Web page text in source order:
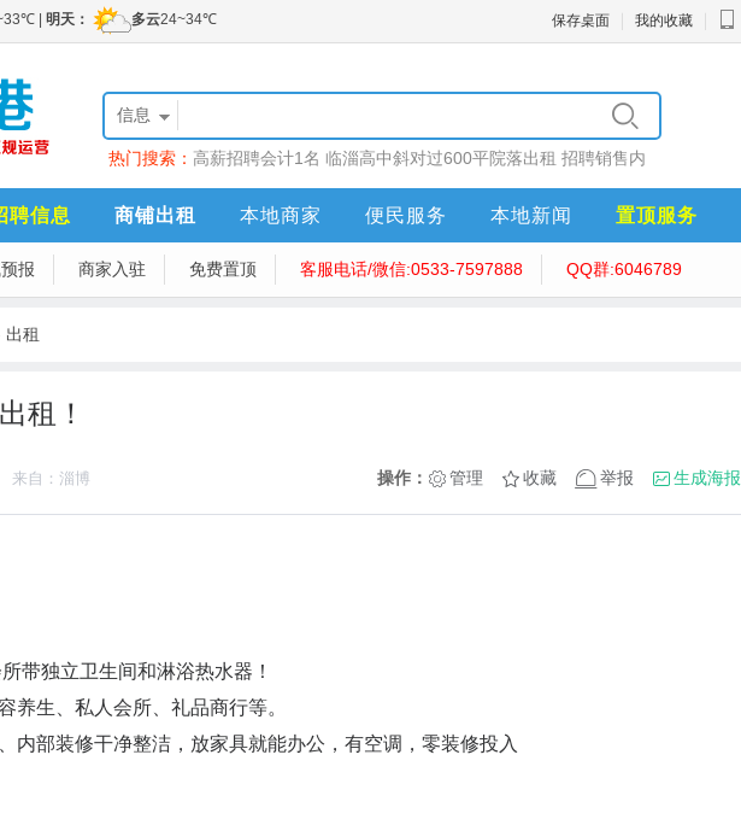
保存桌面 我的收藏
信息
热门搜索： 高薪招聘会计1名 临淄高中斜对过600平院落出租 招聘销售内
勤1名，销售员10名 招聘内勤 泽昌医药招聘
聘信息 商铺出租 本地商家 便民服务 本地新闻 置顶服务
报 商家入驻 免费置顶 客服电话/微信:0533-7597888 QQ群:6046789
出租
租！
来自：淄博 操作： 管理 收藏 举报 生成海报
带独立卫生间和淋浴热水器！
养生、私人会所、礼品商行等。
内部装修干净整洁，放家具就能办公，有空调，零装修投入